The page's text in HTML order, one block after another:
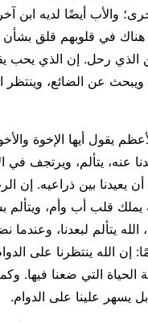
والأب أيضًا لديه ابن
هناك في قلوبهم قلق
الذي رحل. إن الذي يحب
ويبحث عن الضائع، وينتظر
يقول أيها الإخوة
عنه، يتألم، ويرتجف في
يعيدنا بين ذراعيه. إن
يملك قلب أب وأم، ويتألم
الله يتألم لبعدنا، وعندما
إن الله ينتظرنا على
الحياة التي ضعنا فيها.
يسهر علينا على الدوام.